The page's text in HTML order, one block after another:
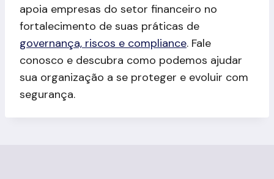
apoia empresas do setor financeiro no
fortalecimento de suas práticas de
governança, riscos e compliance. Fale
conosco e descubra como podemos ajudar
sua organização a se proteger e evoluir com
segurança.